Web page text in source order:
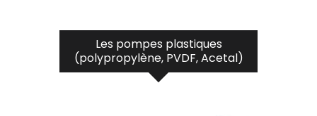
Les pompes plastiques
(polypropylène, PVDF, Acetal)